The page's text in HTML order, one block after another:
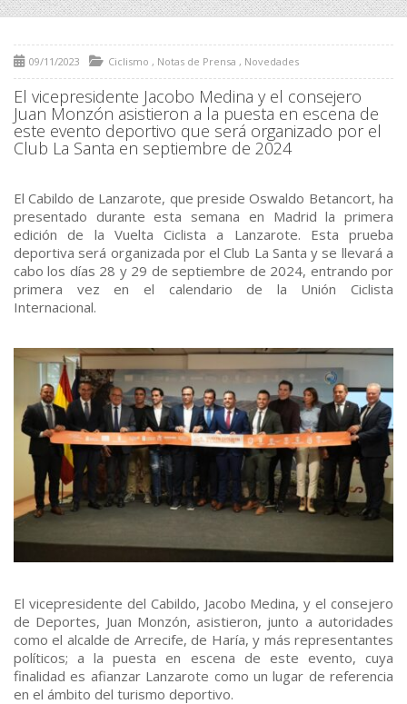
09/11/2023 Ciclismo , Notas de Prensa , Novedades
El vicepresidente Jacobo Medina y el consejero
Juan Monzón asistieron a la puesta en escena de
este evento deportivo que será organizado por el
Club La Santa en septiembre de 2024
El Cabildo de Lanzarote, que preside Oswaldo Betancort, ha
presentado durante esta semana en Madrid la primera
edición de la Vuelta Ciclista a Lanzarote. Esta prueba
deportiva será organizada por el Club La Santa y se llevará a
cabo los días 28 y 29 de septiembre de 2024, entrando por
primera vez en el calendario de la Unión Ciclista
Internacional.
El vicepresidente del Cabildo, Jacobo Medina, y el consejero
de Deportes, Juan Monzón, asistieron, junto a autoridades
como el alcalde de Arrecife, de Haría, y más representantes
políticos; a la puesta en escena de este evento, cuya
finalidad es afianzar Lanzarote como un lugar de referencia
en el ámbito del turismo deportivo.